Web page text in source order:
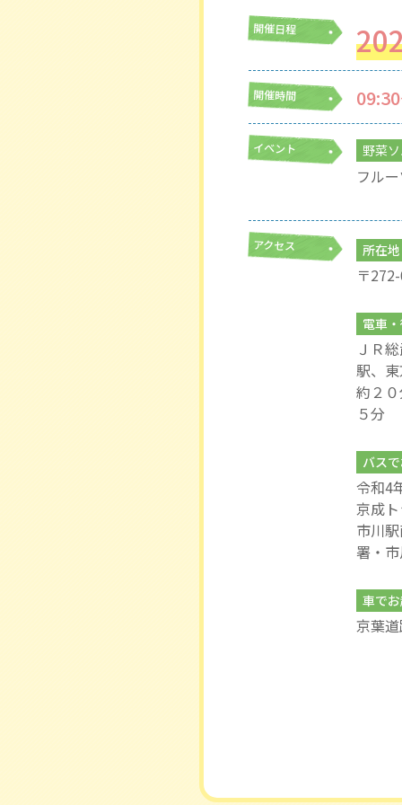
開催日程
開催時間
イベント 野菜
フル
アクセス 所在地
〒
電車
ＪＲ
駅、
約２
５分
バス
令和4
京成
市川
署・
車で
京葉